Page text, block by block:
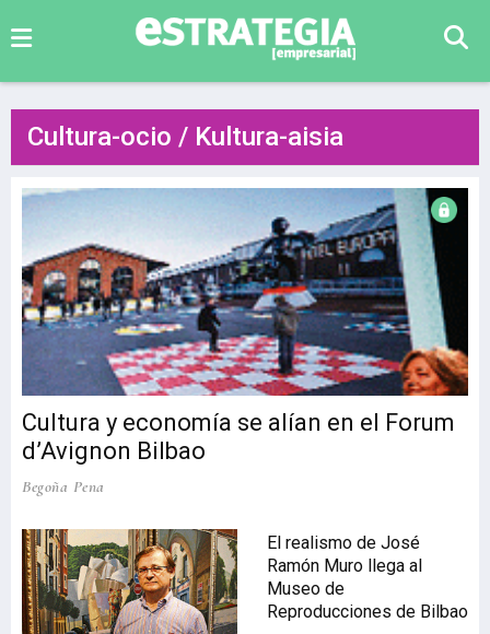
Cultura-ocio / Kultura-aisia
Cultura y economía se alían en el Forum
d’Avignon Bilbao
Begoña Pena
El realismo de José
Ramón Muro llega al
Museo de
Reproducciones de Bilbao